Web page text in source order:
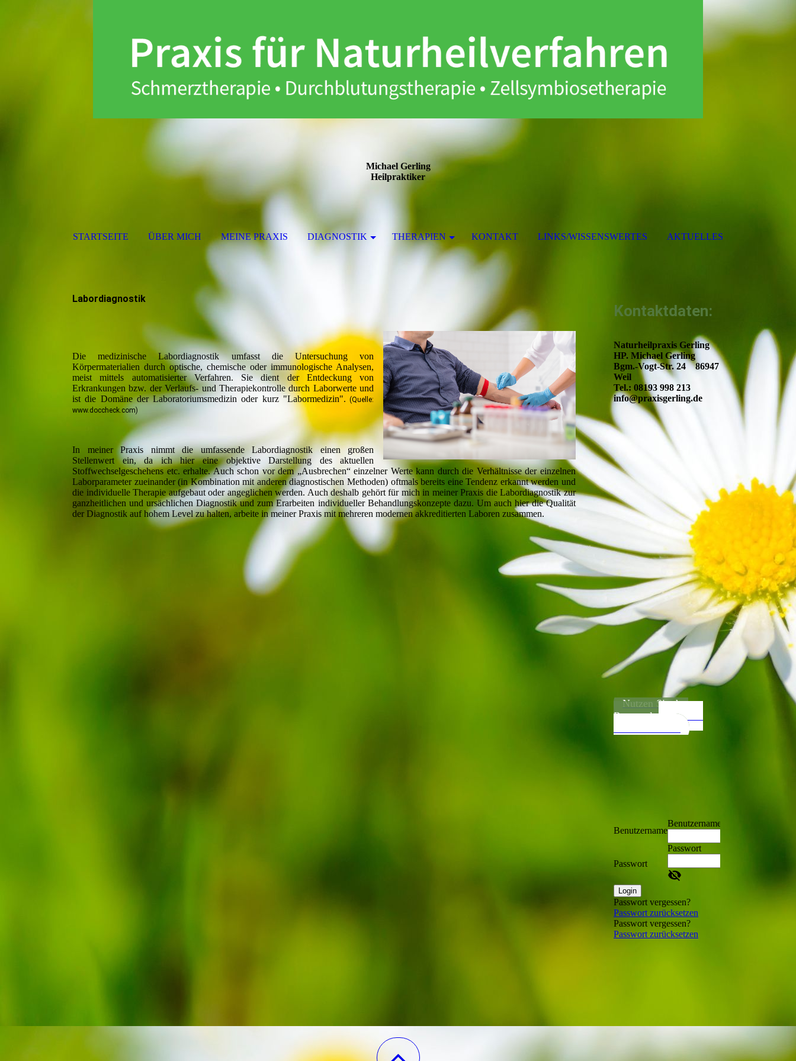
Michael Gerling
Heilpraktiker
STARTSEITE ÜBER MICH MEINE PRAXIS DIAGNOSTIK THERAPIEN KONTAKT LINKS/WISSENSWERTES AKTUELLES
Labordiagnostik
Die medizinische Labordiagnostik umfasst die Untersuchung von
Körpermaterialien durch optische, chemische oder immunologische Analysen,
meist mittels automatisierter Verfahren. Sie dient der Entdeckung von
Erkrankungen bzw. der Verlaufs- und Therapiekontrolle durch Laborwerte und
ist die Domäne der Laboratoriumsmedizin oder kurz "Labormedizin". (Quelle:
www.doccheck.com)
In meiner Praxis nimmt die umfassende Labordiagnostik einen großen
Stellenwert ein, da ich hier eine objektive Darstellung des aktuellen
Stoffwechselgeschehens etc. erhalte. Auch schon vor dem „Ausbrechen“ einzelner Werte kann durch die Verhältnisse der einzelnen
Laborparameter zueinander (in Kombination mit anderen diagnostischen Methoden) oftmals bereits eine Tendenz erkannt werden und
die individuelle Therapie aufgebaut oder angeglichen werden. Auch deshalb gehört für mich in meiner Praxis die Labordiagnostik zur
ganzheitlichen und ursächlichen Diagnostik und zum Erarbeiten individueller Behandlungskonzepte dazu. Um auch hier die Qualität
der Diagnostik auf hohem Level zu halten, arbeite in meiner Praxis mit mehreren modernen akkreditierten Laboren zusammen.
Kontaktdaten:
Naturheilpraxis Gerling
HP. Michael Gerling
Bgm.-Vogt-Str. 24 86947
Weil
Tel.: 08193 998 213
info@praxisgerling.de
Nutzen Sie den
Routenplaner, um zu
Benutzername
Benutzername
Passwort
Passwort
Login
Passwort vergessen?
Passwort zurücksetzen
Passwort vergessen?
Passwort zurücksetzen